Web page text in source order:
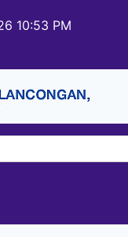
10:53 PM